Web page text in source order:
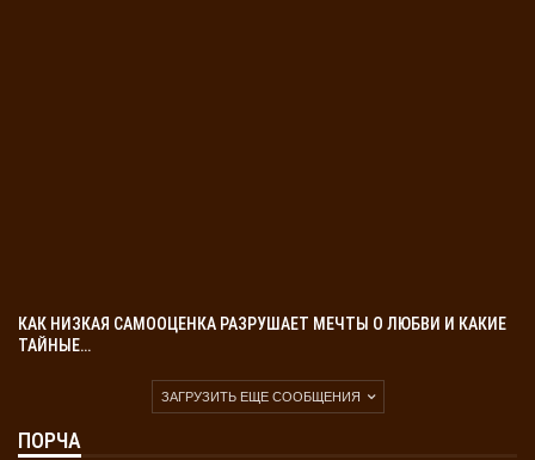
КАК НИЗКАЯ САМООЦЕНКА РАЗРУШАЕТ МЕЧТЫ О ЛЮБВИ И КАКИЕ
ТАЙНЫЕ…
ЗАГРУЗИТЬ ЕЩЕ СООБЩЕНИЯ
ПОРЧА